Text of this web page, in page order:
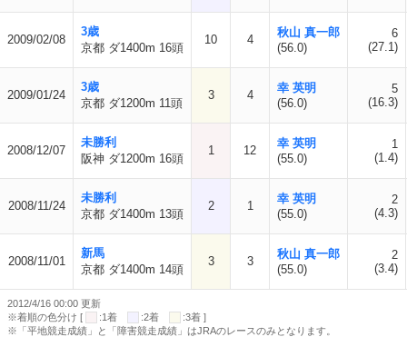
2009/02/08
3歳
京都 ダ1400m 16頭
10 4
秋山 真一郎
(56.0)
6
(27.1)
2009/01/24
3歳
京都 ダ1200m 11頭
3 4
幸 英明
(56.0)
5
(16.3)
2008/12/07
未勝利
阪神 ダ1200m 16頭
1 12
幸 英明
(55.0)
1
(1.4)
2008/11/24
未勝利
京都 ダ1400m 13頭
2 1
幸 英明
(55.0)
2
(4.3)
2008/11/01
新馬
京都 ダ1400m 14頭
3 3
秋山 真一郎
(55.0)
2
(3.4)
2012/4/16 00:00 更新
※着順の色分け [
:1着 :2着
:3着 ]
※「平地競走成績」と「障害競走成績」はJRAのレースのみとなります。